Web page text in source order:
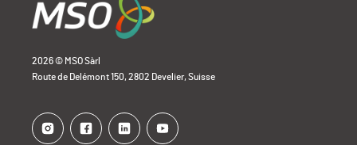
2026 © MSO Sàrl
Route de Delémont 150, 2802 Develier, Suisse